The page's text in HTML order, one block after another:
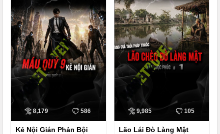
8,179 586
Kẻ Nội Gián Phản Bội
9,985 105
Lão Lái Đò Làng Mật